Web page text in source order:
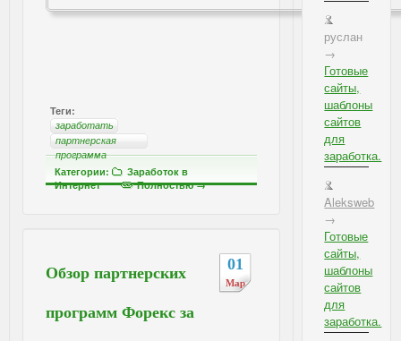
Теги:
заработать
партнерская
программа
Категории:
Заработок в
Интернет
Полностью →
01
Мар
Обзор партнерских
программ Форекс за
руслан
→
Готовые
сайты,
шаблоны
сайтов
для
заработка.
Aleksweb
→
Готовые
сайты,
шаблоны
сайтов
для
заработка.